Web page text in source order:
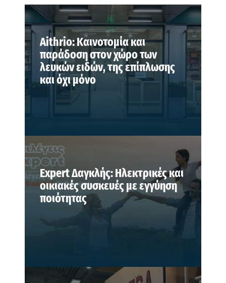
Aithrio: Καινοτομία και
παράδοση στον χώρο των
λευκών ειδών, της επίπλωσης
και όχι μόνο
Expert Δαγκλής: Ηλεκτρικές και
οικιακές συσκευές με εγγύηση
ποιότητας